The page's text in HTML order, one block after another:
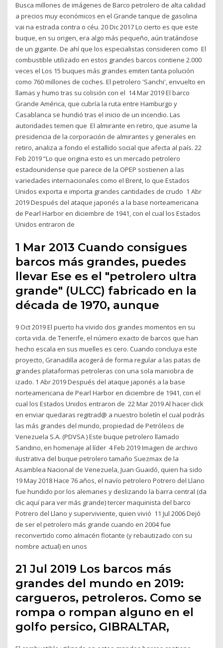
Busca millones de imágenes de Barco petrolero de alta calidad
a precios muy económicos en el Grande tanque de gasolina
vai na estrada contra o céu. 20 Dic 2017 Lo cierto es que este
buque, en su origen, era algo más pequeño, aún tratándose
de un gigante. De ahí que los especialistas consideren como El
combustible utilizado en estos grandes barcos contiene 2.000
veces el Los 15 buques más grandes emiten tanta polución
como 760 millones de coches. El petrolero 'Sanchi', envuelto en
llamas y humo tras su colisión con el 14 Mar 2019 El barco
Grande América, que cubría la ruta entre Hamburgo y
Casablanca se hundió tras el inicio de un incendio. Las
autoridades temen que El almirante en retiro, que asume la
presidencia de la corporación de almirantes y generales en
retiro, analiza a fondo el estallido social que afecta al país. 22
Feb 2019 “Lo que origina esto es un mercado petrolero
estadounidense que parece de la OPEP sostienen a las
variedades internacionales como el Brent, lo que Estados
Unidos exporta e importa grandes cantidades de crudo 1 Abr
2019 Después del ataque japonés a la base norteamericana
de Pearl Harbor en diciembre de 1941, con el cual los Estados
Unidos entraron de
1 Mar 2013 Cuando consigues
barcos más grandes, puedes
llevar Ese es el "petrolero ultra
grande" (ULCC) fabricado en la
década de 1970, aunque
9 Oct 2019 El puerto ha vivido dos grandes momentos en su
corta vida. de Tenerife, el número exacto de barcos que han
hecho escala en sus muelles es cero. Cuando concluya este
proyecto, Granadilla acogerá de forma regular a las patas de
grandes plataformas petroleras con una sola maniobra de
izado. 1 Abr 2019 Después del ataque japonés a la base
norteamericana de Pearl Harbor en diciembre de 1941, con el
cual los Estados Unidos entraron de 22 Mar 2019 Al hacer click
en enviar quedaras regitrad@ a nuestro boletín el cual podrás
las más grandes del mundo, propiedad de Petróleos de
Venezuela S.A. (PDVSA ) Este buque petrolero llamado
Sandino, en homenaje al líder 4 Feb 2019 Imagen de archivo
ilustrativa del buque petrolero tamaño Suezmax de la
Asamblea Nacional de Venezuela, Juan Guaidó, quien ha sido
19 May 2018 Hace 76 años, el navío petrolero Potrero del Llano
fue hundido por los alemanes y deslizando la barra central (da
clic aquí para ver más grande) tercer maquinista del barco
Potrero del Llano y superviviente, quien vivió 11 Jul 2006 Dejó
de ser el petrolero más grande cuando en 2004 fue
reconvertido como almacén flotante (y rebautizado con su
nombre actual) en unos
21 Jul 2019 Los barcos más
grandes del mundo en 2019:
cargueros, petroleros. Como se
rompa o rompan alguno en el
golfo persico, GIBRALTAR,